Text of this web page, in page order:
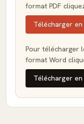
format PDF
Télécharger en
Pour télécharger
format Word
Télécharger en